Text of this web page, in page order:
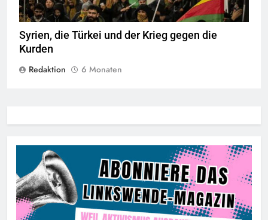
Syrien, die Türkei und der Krieg gegen die
Kurden
Redaktion
6 Monaten